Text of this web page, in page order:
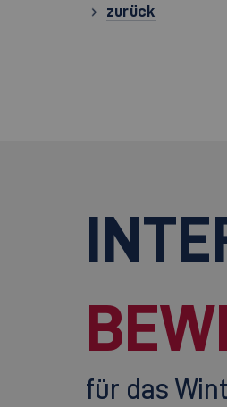
zurück
für das